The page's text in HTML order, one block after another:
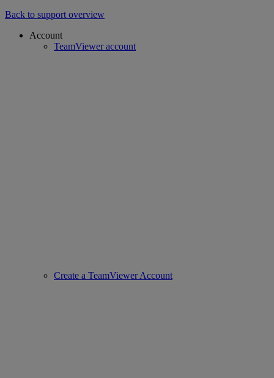
Back to support overview
Account
TeamViewer account
Create a TeamViewer Account